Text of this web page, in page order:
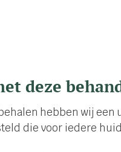
deze
hebben wij een
die voor iedere